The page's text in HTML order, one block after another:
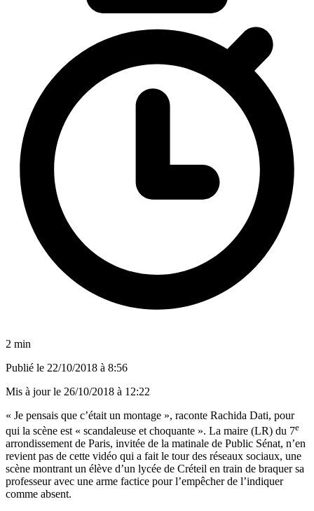
2 min
Publié le 22/10/2018 à 8:56
Mis à jour le 26/10/2018 à 12:22
« Je pensais que c’était un montage », raconte Rachida Dati, pour
qui la scène est « scandaleuse et choquante ». La maire (LR) du 7e
arrondissement de Paris, invitée de la matinale de Public Sénat, n’en
revient pas de cette vidéo qui a fait le tour des réseaux sociaux, une
scène montrant un élève d’un lycée de Créteil en train de braquer sa
professeur avec une arme factice pour l’empêcher de l’indiquer
comme absent.